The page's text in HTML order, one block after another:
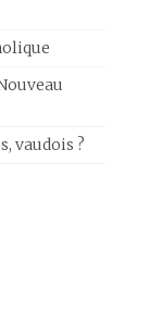
vaudois ?